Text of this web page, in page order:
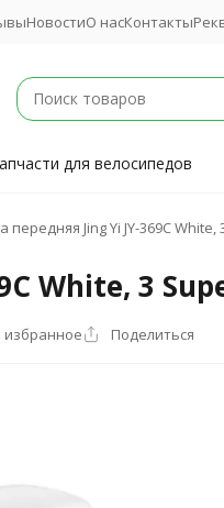
НовостиО насКонтакты
для велосипедов
передняя Jing Yi JY-369C
White, 3
избранное Поделиться